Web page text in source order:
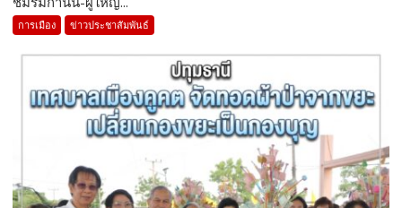
การเมือง ข่าวประชาสัมพันธ์